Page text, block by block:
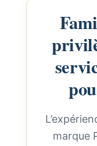
marque